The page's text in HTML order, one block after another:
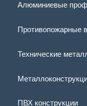
Алюминиевые
Противопожарные
Технические
ПВХ конструкции